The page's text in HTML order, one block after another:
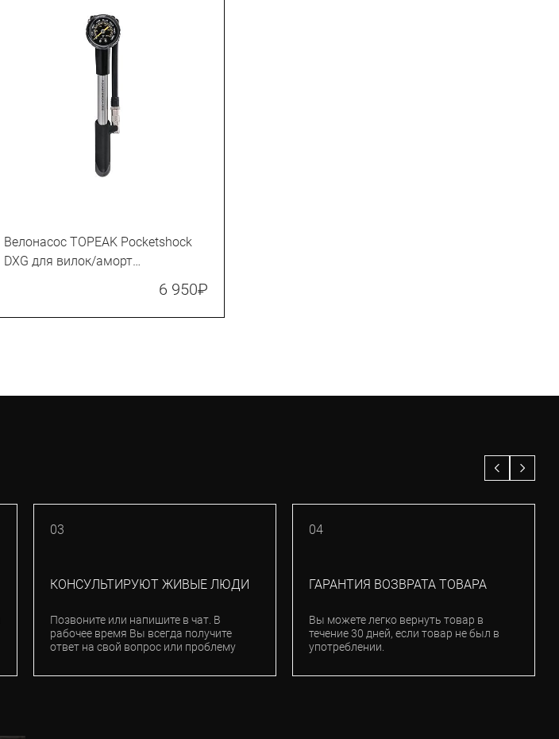
Велонасос TOPEAK Pocketshock
DXG для вилок/аморт
портативный, 24.8 атм. (360 psi)
6 950₽
03
КОНСУЛЬТИРУЮТ ЖИВЫЕ ЛЮДИ
Позвоните или напишите в чат. В
рабочее время Вы всегда получите
ответ на свой вопрос или проблему
04
ГАРАНТИЯ ВОЗВРАТА ТОВАРА
Вы можете легко вернуть товар в
течение 30 дней, если товар не был в
употреблении.